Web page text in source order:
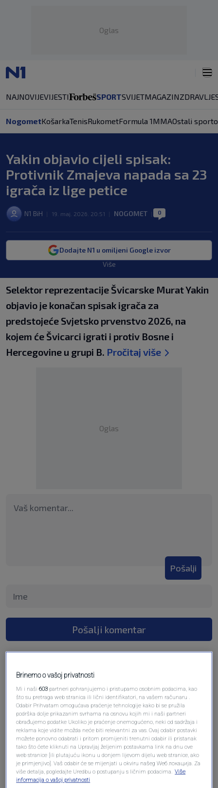
Oglas
NAJNOVIJEVIJESTI SPORTSVIJETMAGAZINZDRAVLJE
NogometKošarkaTenisRukometFormula 1MMAOstali
Yakin objavio cijeli spisak:
Protivnik Zmajeva napada sa 23
igrača iz lige petice
N1 BiH 19. maj. 2026. 20:51 NOGOMET 0
Dodajte N1 u omiljeni Google izvor
Više
Selektor reprezentacije Švicarske Murat Yakin
objavio je konačan spisak igrača za
predstojeće Svjetsko prvenstvo 2026, na
kojem će Švicarci igrati i protiv Bosne i
Hercegovine u grupi B. Pročitaj više
Oglas
Pošalji
Pošalji komentar
Oglas
Brinemo o vašoj privatnosti
Mi i naši603 partneri pohranjujemo i pristupamo osobnim podacima, kao
što su pretraga web stranica ili lični identifikatori, na vašem računaru .
Odabir Prihvatam omogućava praćenje tehnologije kako bi se pružila
podrška dolje prikazanim svrhama na osnovu kojih mi i naši partneri
obrađujemo podatke Ukoliko je praćenje onemogućeno, neki od sadržaja i
reklama koje vidite možda neće biti relevantni za vas. Ovaj odabir postavki
možete ponovno odabrati i pritom promijeniti trenutni odabir ili pristanak
tako što ćete kliknuti na Upravljaj željenim postavkama link na dnu ove
web stranice [ili plutajuću ikonu u donjem lijevom dijelu web stranice, ako
je primjenjivo]. Vaš odabir će se mijenjati u okviru našeg Wеб локација. Za
više detalja, pogledajte Uredbu o postupanju s ličnim podacima. Više
informacija o vašoj privatnosti